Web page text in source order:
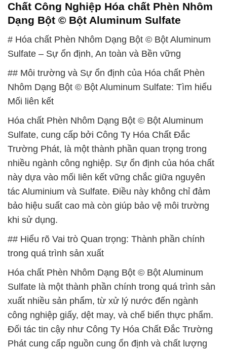
Chất Công Nghiệp Hóa chất Phèn Nhôm
Dạng Bột © Bột Aluminum Sulfate
# Hóa chất Phèn Nhôm Dạng Bột © Bột Aluminum
Sulfate – Sự ổn định, An toàn và Bền vững
## Môi trường và Sự ổn định của Hóa chất Phèn
Nhôm Dạng Bột © Bột Aluminum Sulfate: Tìm hiểu
Mối liên kết
Hóa chất Phèn Nhôm Dạng Bột © Bột Aluminum
Sulfate, cung cấp bởi Công Ty Hóa Chất Đắc
Trường Phát, là một thành phần quan trọng trong
nhiều ngành công nghiệp. Sự ổn định của hóa chất
này dựa vào mối liên kết vững chắc giữa nguyên
tác Aluminium và Sulfate. Điều này không chỉ đảm
bảo hiệu suất cao mà còn giúp bảo vệ môi trường
khi sử dụng.
## Hiểu rõ Vai trò Quan trọng: Thành phần chính
trong quá trình sản xuất
Hóa chất Phèn Nhôm Dạng Bột © Bột Aluminum
Sulfate là một thành phần chính trong quá trình sản
xuất nhiều sản phẩm, từ xử lý nước đến ngành
công nghiệp giấy, dệt may, và chế biến thực phẩm.
Đối tác tin cậy như Công Ty Hóa Chất Đắc Trường
Phát cung cấp nguồn cung ổn định và chất lượng